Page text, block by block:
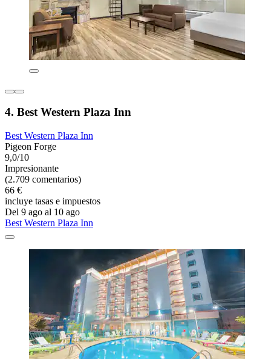
4. Best Western Plaza Inn
Best Western Plaza Inn
Pigeon Forge
9,0/10
Impresionante
(2.709 comentarios)
66 €
incluye tasas e impuestos
Del 9 ago al 10 ago
Best Western Plaza Inn